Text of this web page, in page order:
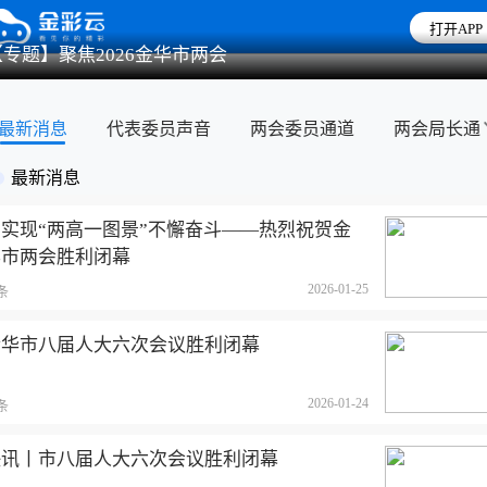
打开APP
题】聚焦2026金华市两会
新消息 代表委员声音 两会委员通道 两会局长通
最新消息
现“两高一图景”不懈奋斗——热烈祝贺金
两会胜利闭幕
2026-01-25
市八届人大六次会议胜利闭幕
2026-01-24
丨市八届人大六次会议胜利闭幕